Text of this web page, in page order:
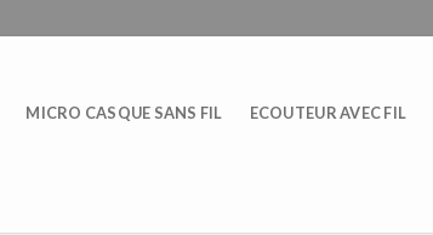
MICRO CASQUE SANS FIL ECOUTEUR AVEC FIL